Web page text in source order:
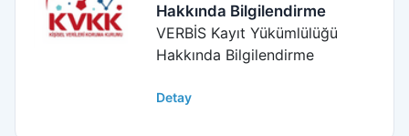
Hakkında Bilgilendirme
VERBİS Kayıt Yükümlülüğü
Hakkında Bilgilendirme
Detay